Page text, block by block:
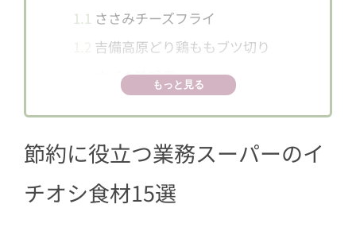
1.1 ささみチーズフライ
吉備高原どり鶏ももブツ切り
さばの味噌煮
1.6 れんこんの挟み揚げ天ぷら
1.7あらびきハンバーグ
もっと見る
節約に役立つ業務スーパーのイ
チオシ食材15選